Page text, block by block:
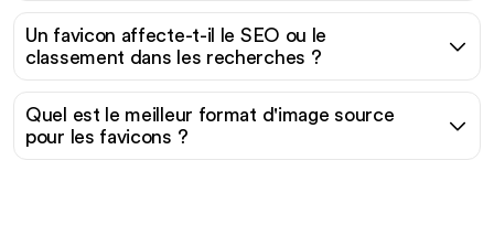
Un favicon affecte-t-il le SEO ou le
classement dans les recherches ?
Quel est le meilleur format d'image source
pour les favicons ?